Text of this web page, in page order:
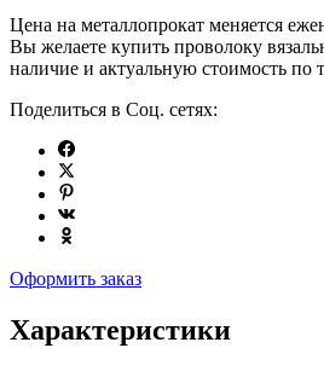
Цена на металлопрокат меняется
Вы желаете купить проволоку
наличие и актуальную стоимость по
Поделиться в Соц. сетях:
Оформить заказ
Характеристики